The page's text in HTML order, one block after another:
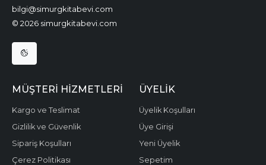
bilgi@simurgkitabevi.com
© 2026 simurgkitabevi.com
MÜŞTERI HIZMETLERI
Kargo ve Teslimat
Gizlilik ve Güvenlik
Sipariş Koşulları
Çerez Politikası
ÜYELIK
Üyelik Koşulları
Üye Girişi
Yeni Üyelik
Sepetim